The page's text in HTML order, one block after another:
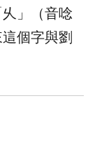
乆 」（音唸
個字與劉